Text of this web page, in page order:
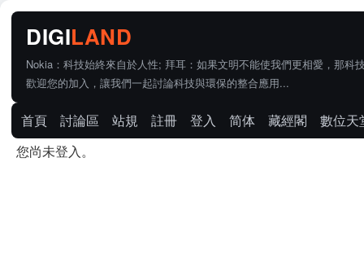
Nokia：科技始終來自於人性; 拜耳：如果文明不能使我們更相愛，那科
歡迎您的加入，讓我們一起討論科技與環保的整合應用...
首頁 討論區 站規 註冊 登入 简体 藏經閣
數位天
您尚未登入。